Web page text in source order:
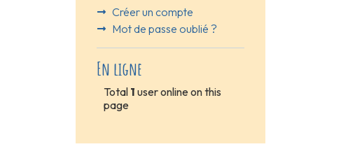
Créer un compte
Mot de passe oublié ?
En ligne
Total 1 user online on this
page